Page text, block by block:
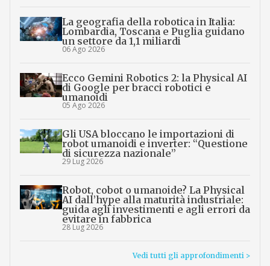
La geografia della robotica in Italia:
Lombardia, Toscana e Puglia guidano
un settore da 1,1 miliardi
06 Ago 2026
Ecco Gemini Robotics 2: la Physical AI
di Google per bracci robotici e
umanoidi
05 Ago 2026
Gli USA bloccano le importazioni di
robot umanoidi e inverter: “Questione
di sicurezza nazionale”
29 Lug 2026
Robot, cobot o umanoide? La Physical
AI dall’hype alla maturità industriale:
guida agli investimenti e agli errori da
evitare in fabbrica
28 Lug 2026
Vedi tutti gli approfondimenti >